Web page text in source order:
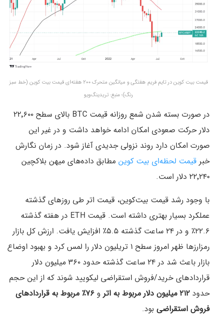
قیمت بیت کوین در تایم فریم هفتگی و میانگین متحرک ۲۰۰ هفته‌ای قیمت بیت کوین (خط سبز
رنگ)؛ منبع: تریدینگ‌ویو
در صورت بسته شدن شمع روزانه قیمت BTC بالای سطح ۲۲٬۶۰۰
دلار حرکت صعودی امکان ادامه خواهد داشت و در غیر این
صورت امکان دارد روند نزولی جدیدی‌ آغاز شود. در زمان نگارش
خبر قیمت لحظه‌ای بیت کوین مطابق داده‌های میهن بلاکچین
۲۲٬۲۴۰ دلار است.
با وجود رشد قیمت بیت‌کوین، قیمت اتر طی روزهای گذشته
عملکرد بسیار بهتری داشته است. قیمت ETH در هفته گذشته
۲۲.۶٪ و در ۲۴ ساعت گذشته ۵.۵٪ افزایش یافت. ارزش کل بازار
رمزارزها ظهر امروز سطح ۱ تریلیون دلار را لمس کرد و بهبود اوضاع
بازار باعث شد در ۲۴ ساعت گذشته حدود ۳۶۰ میلیون دلار
قراردادهای خرید/فروش استقراضی لیکویید شوند که از این حجم
حدود ۲۱۲ میلیون دلار مربوط به اتر و
۷۶٪ مربوط به قراردادهای
فروش استقراضی بود.